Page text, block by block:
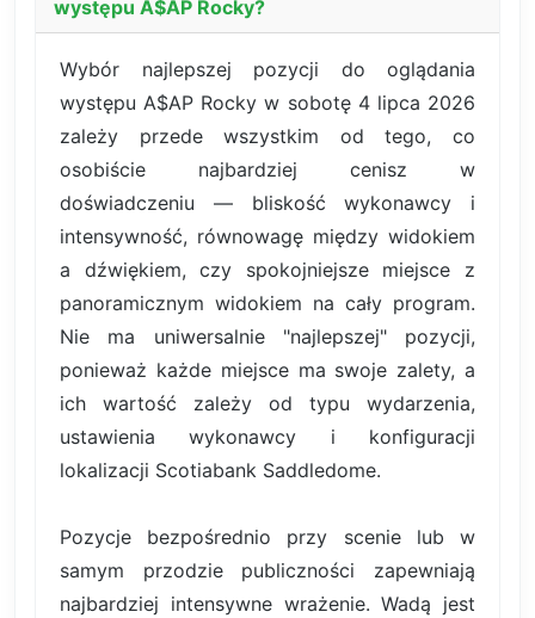
występu A$AP Rocky?
Wybór najlepszej pozycji do oglądania
występu A$AP Rocky w sobotę 4 lipca 2026
zależy przede wszystkim od tego, co
osobiście najbardziej cenisz w
doświadczeniu — bliskość wykonawcy i
intensywność, równowagę między widokiem
a dźwiękiem, czy spokojniejsze miejsce z
panoramicznym widokiem na cały program.
Nie ma uniwersalnie "najlepszej" pozycji,
ponieważ każde miejsce ma swoje zalety, a
ich wartość zależy od typu wydarzenia,
ustawienia wykonawcy i konfiguracji
lokalizacji Scotiabank Saddledome.
Pozycje bezpośrednio przy scenie lub w
samym przodzie publiczności zapewniają
najbardziej intensywne wrażenie. Wadą jest